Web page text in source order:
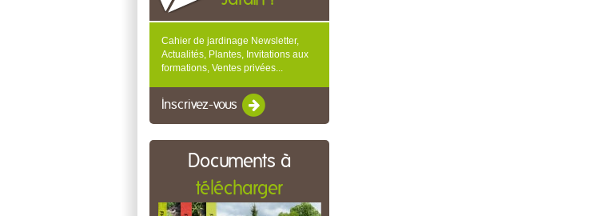
Cahier de jardinage Newsletter,
Actualités, Plantes, Invitations aux
formations, Ventes privées...
Inscrivez-vous
Documents à
télécharger